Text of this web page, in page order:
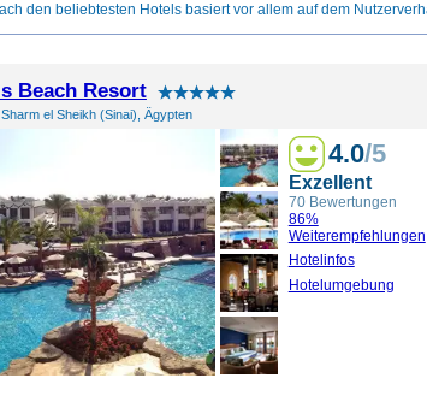
den beliebtesten Hotels basiert vor allem auf dem
Beach Resort
el Sheikh (Sinai), Ägypten
4.0/5
Exzellent
70 Bewertungen
86%
Weiterempfehlungen
Hotelinfos
Hotelumgebung